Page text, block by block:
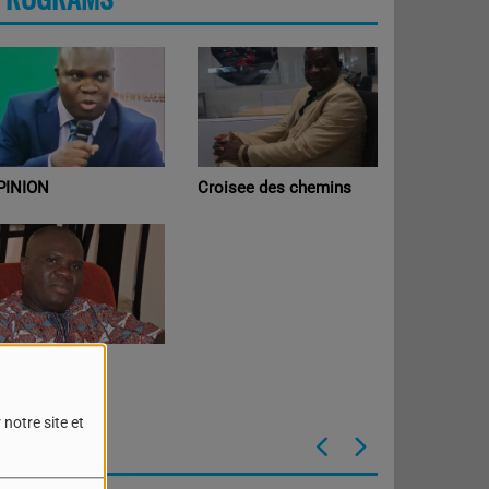
site et
Croisee des chemins